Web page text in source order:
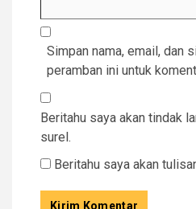
Simpan nama, email, dan
peramban ini untuk
Beritahu saya akan tindak
surel.
Beritahu saya akan